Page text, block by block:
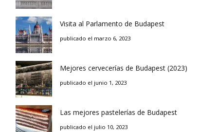
Visita al Parlamento de Budapest
publicado el marzo 6, 2023
Mejores cervecerías de Budapest (2023)
publicado el junio 1, 2023
Las mejores pastelerías de Budapest
publicado el julio 10, 2023